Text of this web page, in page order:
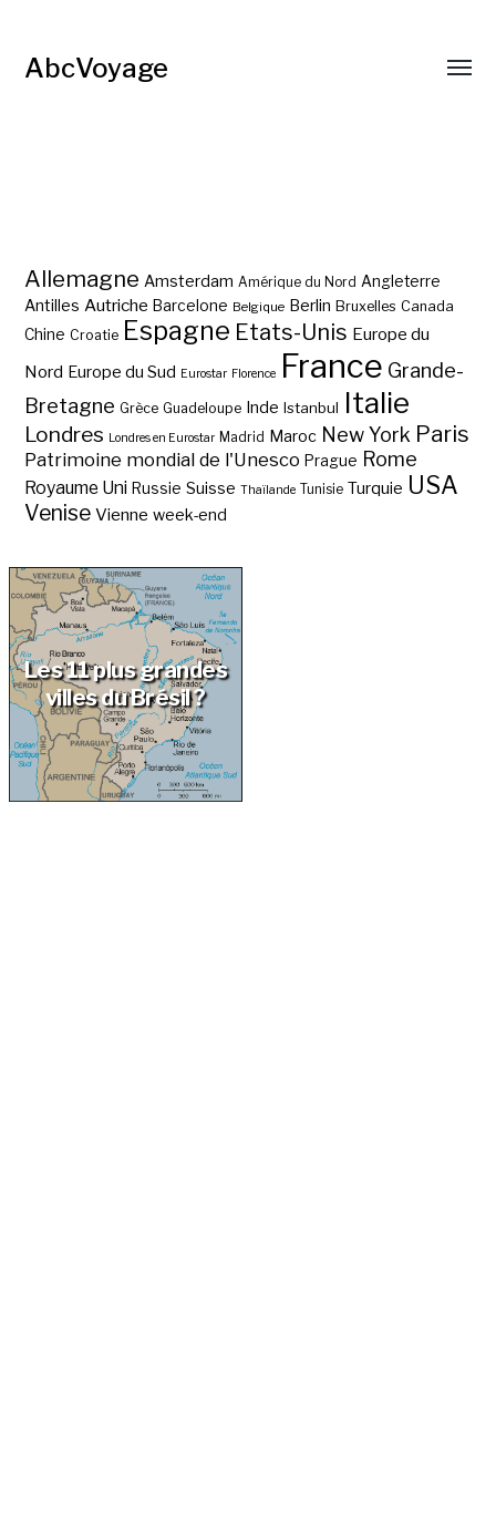
AbcVoyage
Allemagne Amsterdam Amérique du Nord Angleterre
Antilles Autriche Barcelone Belgique Berlin Bruxelles Canada
Chine Croatie Espagne Etats-Unis Europe du
Nord Europe du Sud Eurostar Florence France Grande-
Bretagne Grèce Guadeloupe Inde Istanbul Italie
Londres Londres en Eurostar Madrid Maroc New York Paris
Patrimoine mondial de l'Unesco Prague Rome
Royaume Uni Russie Suisse Thaïlande Tunisie Turquie USA
Venise Vienne week-end
Les 11 plus grandes
villes du Brésil ?